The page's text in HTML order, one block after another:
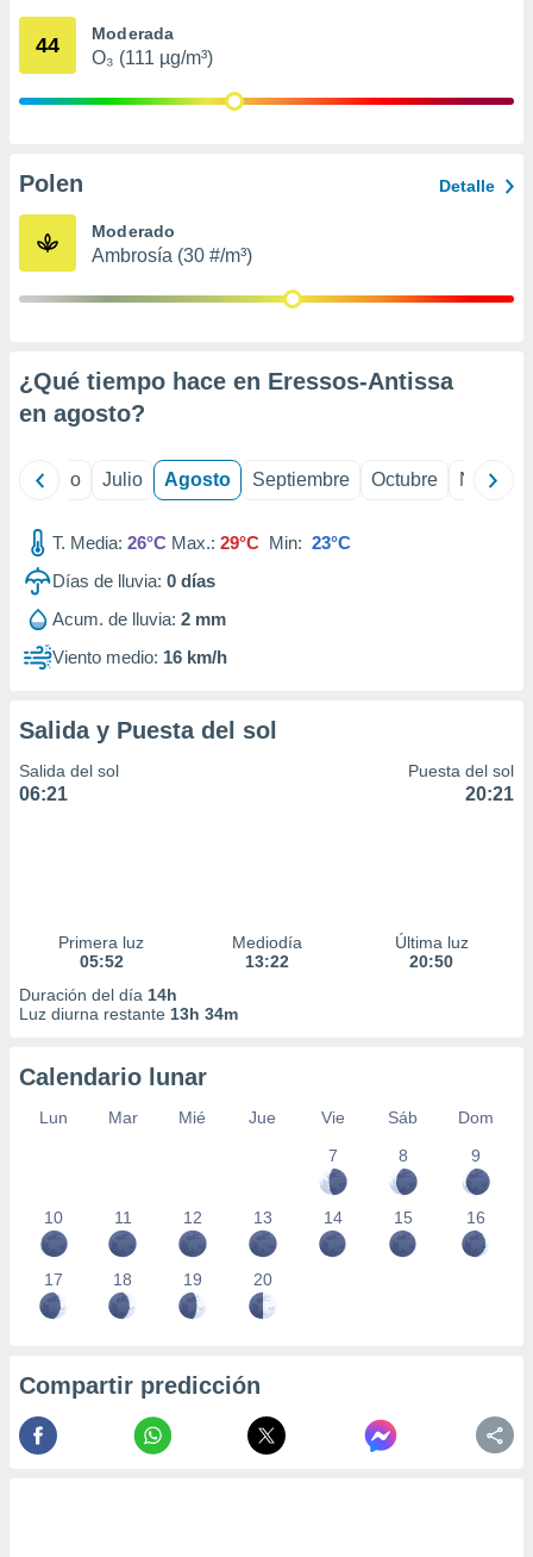
e
publicidad
1199
44 Moderada
O₃ (111 µg/m³)
Polen Detalle
Moderado
Ambrosía (30 #/m³)
¿Qué tiempo hace en Eressos-Antissa
en agosto?
Junio Julio Agosto Septiembre Octubre
T. Media: 26°C Max.: 29°C Min: 23°C
Días de lluvia: 0 días
Acum. de lluvia: 2 mm
Viento medio: 16 km/h
Salida y Puesta del sol
Salida del sol
06:21
Puesta del sol
20:21
Primera luz
05:52
Mediodía
13:22
Última luz
20:50
Duración del día 14h
Luz diurna restante 13h 34m
Calendario lunar
Lun Mar Mié Jue Vie Sáb
Dom
7
8 9
10 11 12 13 14 15 16
17 18 19 20
Compartir predicción